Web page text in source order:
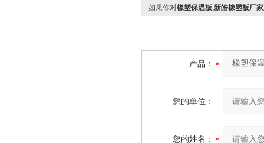
如果你对橡塑保温板,新皓橡塑板厂
产品：
您的单位：
您的姓名：